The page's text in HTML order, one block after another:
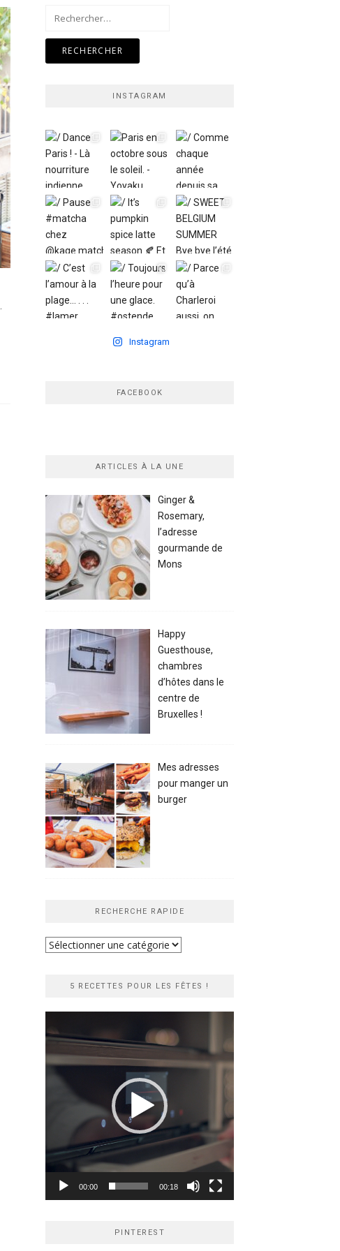
INSTAGRAM
Instagram
FACEBOOK
ARTICLES À LA UNE
Ginger &
Rosemary,
l’adresse
gourmande de
Mons
Happy
Guesthouse,
chambres
d’hôtes dans le
centre de
Bruxelles !
Mes adresses
pour manger un
burger
RECHERCHE RAPIDE
Recherche
5 RECETTES POUR LES FÊTES !
vidéo
00:00 00:18
PINTEREST